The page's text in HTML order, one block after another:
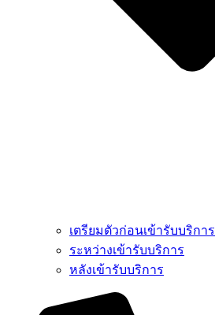
เตรียมตัวก่อนเข้ารับบริการ
ระหว่างเข้ารับบริการ
หลังเข้ารับบริการ